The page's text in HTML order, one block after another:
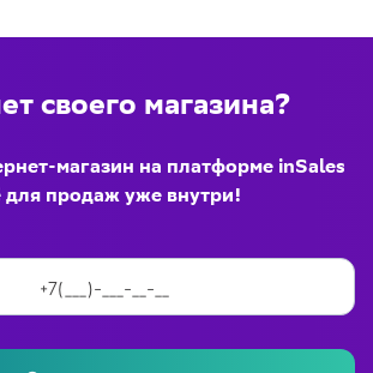
своего магазина?
магазин на платформе inSales
для продаж уже внутри!